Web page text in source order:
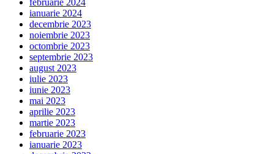
ianuarie 2024
decembrie 2023
noiembrie 2023
octombrie 2023
septembrie 2023
august 2023
iulie 2023
iunie 2023
mai 2023
aprilie 2023
martie 2023
februarie 2023
ianuarie 2023